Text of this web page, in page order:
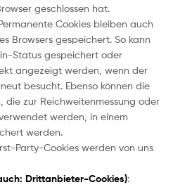
geschlossen hat.
Cookies bleiben auch
Browsers gespeichert. So kann
Status gespeichert oder
angezeigt werden, wenn der
besucht. Ebenso können die
die zur Reichweitenmessung oder
werden, in einem
werden.
Party-Cookies werden von uns
Drittanbieter-Cookies):